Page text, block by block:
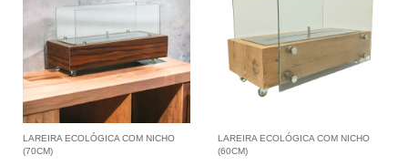
LAREIRA ECOLÓGICA COM NICHO
(70CM)
LAREIRA ECOLÓGICA COM NICHO
(60CM)